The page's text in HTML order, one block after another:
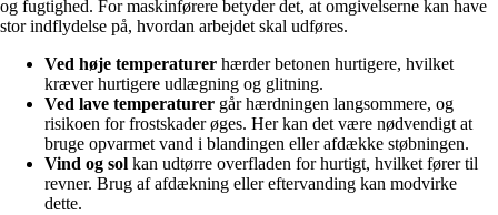
og fugtighed. For maskinførere betyder det, at omgivelserne kan have
stor indflydelse på, hvordan arbejdet skal udføres.
Ved høje temperaturer hærder betonen hurtigere, hvilket
kræver hurtigere udlægning og glitning.
Ved lave temperaturer går hærdningen langsommere, og
risikoen for frostskader øges. Her kan det være nødvendigt at
bruge opvarmet vand i blandingen eller afdække støbningen.
Vind og sol kan udtørre overfladen for hurtigt, hvilket fører til
revner. Brug af afdækning eller eftervanding kan modvirke
dette.